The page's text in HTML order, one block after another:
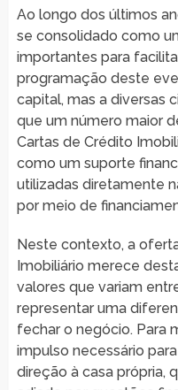
Ao longo dos últimos
se consolidado como
importantes para
programação deste
capital, mas a diversas
que um número maior
Cartas de Crédito
como um suporte
utilizadas diretamente
por meio de
Neste contexto, a
Imobiliário merece
valores que variam
representar uma
fechar o negócio. Para
impulso necessário
direção à casa própria,